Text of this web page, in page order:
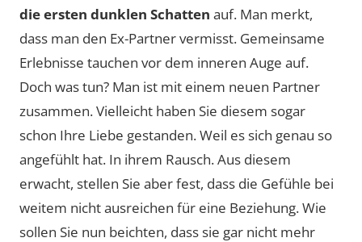
die ersten dunklen Schatten auf. Man merkt,
dass man den Ex-Partner vermisst. Gemeinsame
Erlebnisse tauchen vor dem inneren Auge auf.
Doch was tun? Man ist mit einem neuen Partner
zusammen. Vielleicht haben Sie diesem sogar
schon Ihre Liebe gestanden. Weil es sich genau so
angefühlt hat. In ihrem Rausch. Aus diesem
erwacht, stellen Sie aber fest, dass die Gefühle bei
weitem nicht ausreichen für eine Beziehung. Wie
sollen Sie nun beichten, dass sie gar nicht mehr